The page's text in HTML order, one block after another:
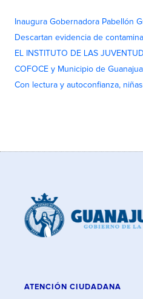
Inaugura Gobernadora Pabellón
Descartan evidencia de
EL INSTITUTO DE LAS
COFOCE y Municipio de
Con lectura y autoconfianza,
ATENCIÓN CIUDADANA